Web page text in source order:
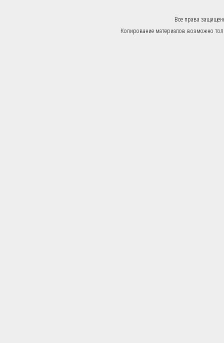
Все права
Копирование материалов возможно